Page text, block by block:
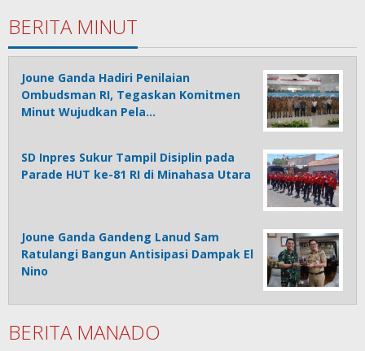
BERITA MINUT
Joune Ganda Hadiri Penilaian
Ombudsman RI, Tegaskan Komitmen
Minut Wujudkan Pela…
SD Inpres Sukur Tampil Disiplin pada
Parade HUT ke-81 RI di Minahasa Utara
Joune Ganda Gandeng Lanud Sam
Ratulangi Bangun Antisipasi Dampak El
Nino
BERITA MANADO